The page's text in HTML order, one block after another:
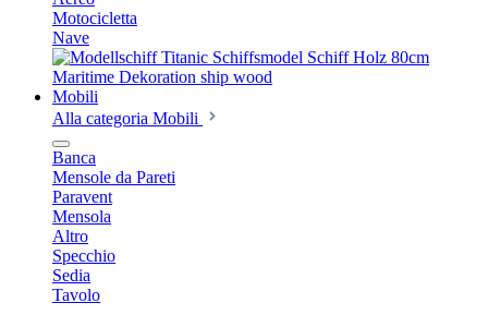
Motocicletta
Nave
Mobili
Alla categoria Mobili
Banca
Mensole da Pareti
Paravent
Mensola
Altro
Specchio
Sedia
Tavolo